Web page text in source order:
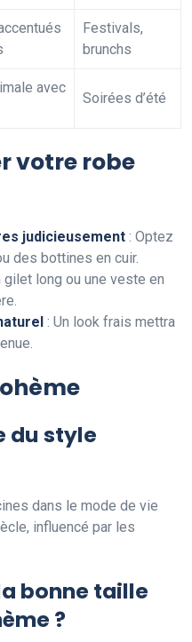
Festivals,
brunchs
avec
Soirées d’été
votre robe
judicieusement : Optez
des bottines en cuir.
gilet long ou une veste en
: Un look frais mettra
du style
dans le mode de vie
influencé par les
bonne taille
?